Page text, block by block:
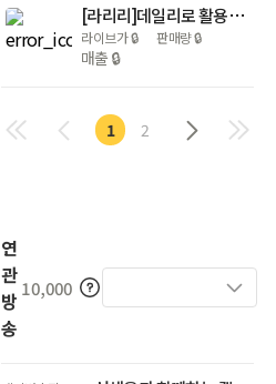
[라리리]데일리로 활용도 높은 취향별 멀티 파우치&에코백 가방 기획전
라이브가🔒 판매량🔒
매출 🔒
1 2
연
관
방
송
10,000